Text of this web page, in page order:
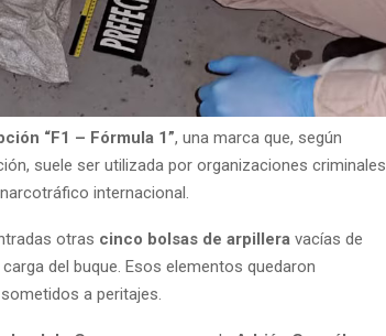
“F1 – Fórmula 1”, una marca que, según
suele ser utilizada por organizaciones criminales
internacional.
otras cinco bolsas de arpillera vacías de
del buque. Esos elementos quedaron
a peritajes.